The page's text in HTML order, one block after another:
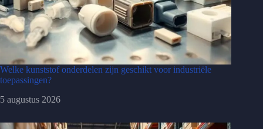
Welke kunststof onderdelen zijn geschikt voor industriële
toepassingen?
5 augustus 2026